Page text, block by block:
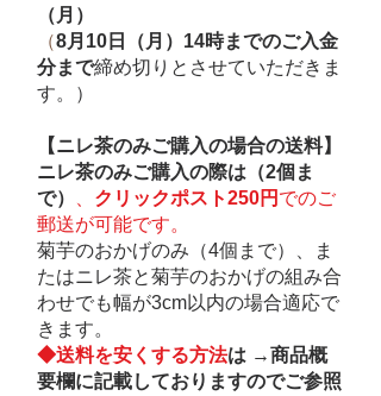
（月）
（8月10日（月）14時までのご入金
分まで締め切りとさせていただきま
す。）
【ニレ茶のみご購入の場合の送料】
​ニレ茶のみご購入の際は（2個ま
で）
クリックポスト250円 でのご
郵送が可能です。
​菊芋のおかげのみ（4個まで）、ま
たはニレ茶と菊芋のおかげの組み合
わせでも幅が3cm以内の場合適応で
きます。
◆送料を安くする方法は →商品概
要欄に記載しておりますのでご参照